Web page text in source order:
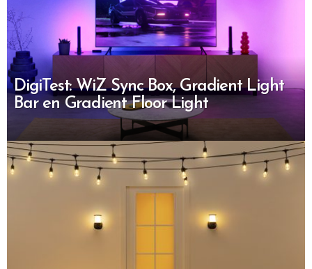
DigiTest: WiZ Sync Box, Gradient Light
Bar en Gradient Floor Light